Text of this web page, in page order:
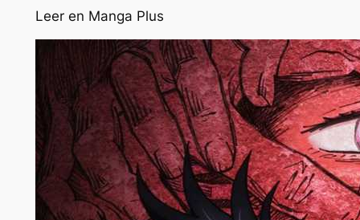
Leer en Manga Plus